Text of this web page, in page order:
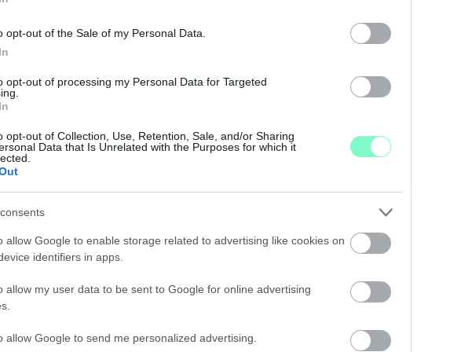
opt-out of the Sale of my Personal Data.
opt-out of processing my Personal Data for Targeted
opt-out of Collection, Use, Retention, Sale, and/or Sharing
Data that Is Unrelated with the Purposes for which it
allow Google to enable storage related to advertising like cookies on
identifiers in apps.
allow my user data to be sent to Google for online advertising
allow Google to send me personalized advertising.
LISTÁJA
magyar iskolákról szóló listát.
FOGYASZT A MAGYAR, MINT AMENNYI
a lámpákat a Föld óráján.
OKOZÓ ENDOMETRIÓZIS MAGYARORSZÁGON
okát.
A TERMŐFÖLD MAGYARORSZÁGON
földhöz jutni.